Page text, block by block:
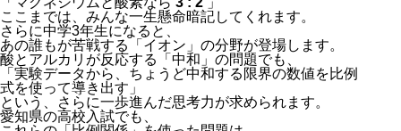
ここまでは、みんな一生懸命暗記してくれます。
さらに中学3年生になると、
あの誰もが苦戦する「イオン」の分野が登場します。
酸とアルカリが反応する「中和」の問題でも、
「実験データから、ちょうど中和する限界の数値を比例
式を使って導き出す」
という、さらに一歩進んだ思考力が求められます。
愛知県の高校入試でも、